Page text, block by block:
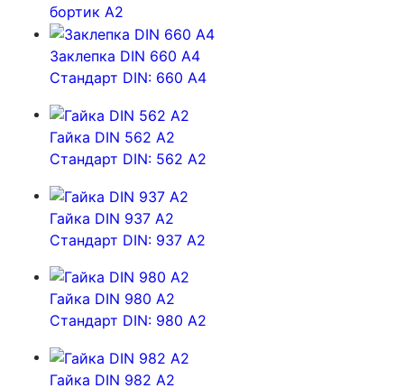
бортик А2
Заклепка DIN 660 A4
Стандарт DIN: 660 A4
Гайка DIN 562 A2
Стандарт DIN: 562 A2
Гайка DIN 937 A2
Стандарт DIN: 937 A2
Гайка DIN 980 A2
Стандарт DIN: 980 A2
Гайка DIN 982 A2